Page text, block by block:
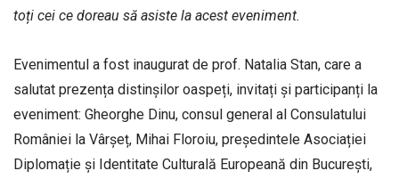
toți cei ce doreau să asiste la acest eveniment.
Evenimentul a fost inaugurat de prof. Natalia Stan, care a
salutat prezența distinșilor oaspeți, invitați și participanți la
eveniment: Gheorghe Dinu, consul general al Consulatului
României la Vârșeț, Mihai Floroiu, președintele Asociației
Diplomație și Identitate Culturală Europeană din București,